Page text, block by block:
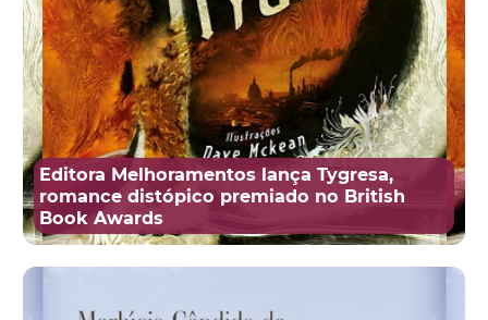
Editora Melhoramentos lança Tygresa,
romance distópico premiado no British
Book Awards